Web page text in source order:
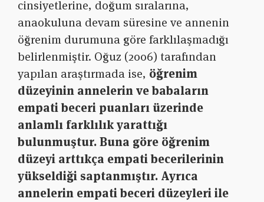
cinsiyetlerine, doğum sıralarına,
anaokuluna devam süresine ve annenin
öğrenim durumuna göre farklılaşmadığı
belirlenmiştir. Oğuz (2006) tarafından
yapılan araştırmada ise, öğrenim
düzeyinin annelerin ve babaların
empati beceri puanları üzerinde
anlamlı farklılık yarattığı
bulunmuştur. Buna göre öğrenim
düzeyi arttıkça empati becerilerinin
yükseldiği saptanmıştır. Ayrıca
annelerin empati beceri düzeyleri ile